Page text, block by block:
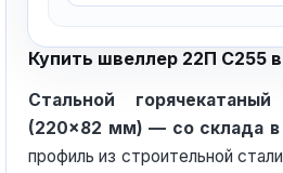
Купить швеллер 22П С255
Стальной
(220×82 мм) — со склада в
профиль из строительной